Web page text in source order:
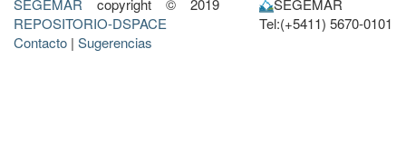
SEGEMAR copyright © 2019
REPOSITORIO-DSPACE
Contacto | Sugerencias
SEGEMAR
Tel:(+5411) 5670-0101